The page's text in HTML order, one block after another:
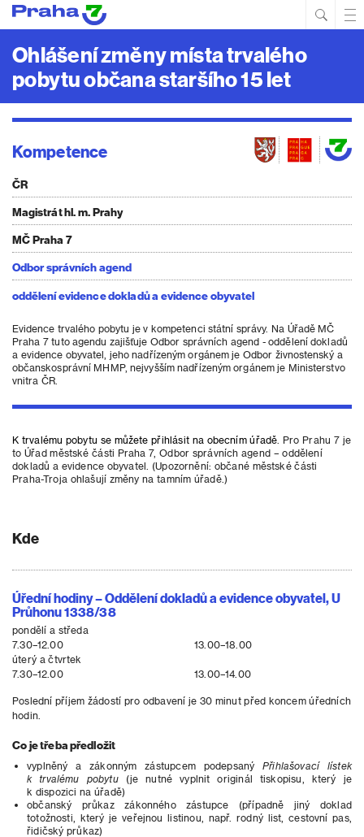
Ohlášení změny místa trvalého
pobytu občana staršího 15 let
Kompetence
ČR
Magistrát hl. m. Prahy
MČ Praha 7
Odbor správních agend
oddělení evidence dokladů a evidence obyvatel
Evidence trvalého pobytu je v kompetenci státní správy. Na Úřadě MČ
Praha 7 tuto agendu zajišťuje Odbor správních agend - oddělení dokladů
a evidence obyvatel, jeho nadřízeným orgánem je Odbor živnostenský a
občanskosprávní MHMP, nejvyšším nadřízeným orgánem je Ministerstvo
vnitra ČR.
K trvalému pobytu se můžete přihlásit na obecním úřadě . Pro Prahu 7 je
to Úřad městské části Praha 7,Odbor správních agend – oddělení
dokladů a evidence obyvatel. (Upozornění: občané městské části
Praha-Troja ohlašují změny na tamním úřadě.)
Kde
Úřední hodiny – Oddělení dokladů a evidence obyvatel, U
Průhonu 1338/38
pondělí a středa
7.30–12.00
13.00–18.00
úterý a čtvrtek
7.30–12.00
13.00–14.00
Poslední příjem žádostí pro odbavení je 30 minut před koncem úředních
hodin.
Co je třeba předložit
vyplněný a zákonným zástupcem podepsanýPřihlašovací lístek
k trvalému pobytu(je nutné vyplnit originál tiskopisu, který je
k dispozici na úřadě)
občanský průkaz zákonného zástupce (případně jiný doklad
totožnosti, který je veřejnou listinou, např. rodný list, cestovní pas,
řidičský průkaz)